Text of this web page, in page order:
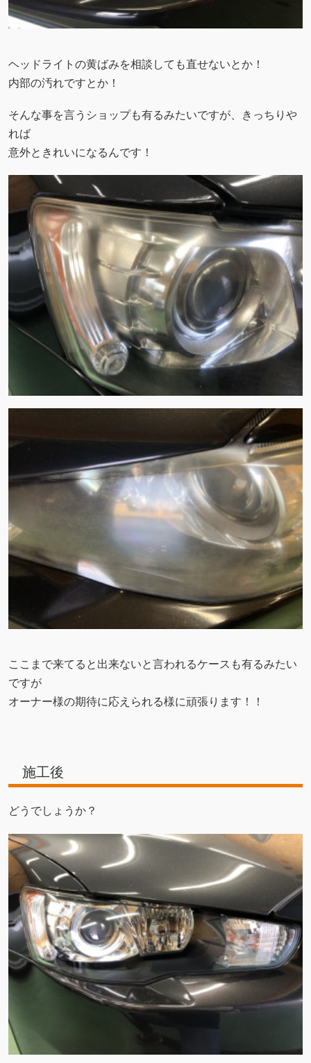
ヘッドライトの黄ばみを相談しても直せないとか！
内部の汚れですとか！
そんな事を言うショップも有るみたいですが、きっちりや
れば
意外ときれいになるんです！
ここまで来てると出来ないと言われるケースも有るみたい
ですが
オーナー様の期待に応えられる様に頑張ります！！
施工後
どうでしょうか？